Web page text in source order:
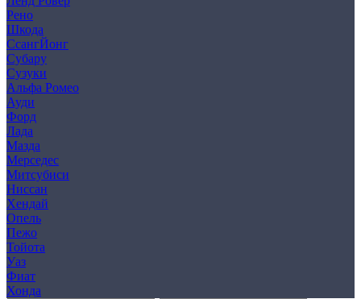
Рено
Шкода
СсангЙонг
Субару
Сузуки
Альфа Ромео
Ауди
Форд
Лада
Мазда
Мерседес
Митсубиси
Ниссан
Хендай
Опель
Пежо
Тойота
Уаз
Фиат
Хонда